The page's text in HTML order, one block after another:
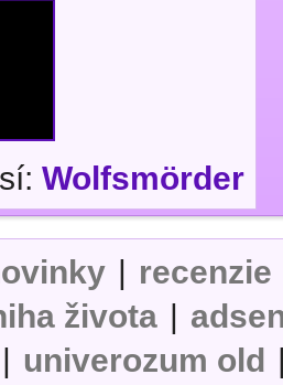
Wolfsmörder
| recenzie
života |
| univerozum old